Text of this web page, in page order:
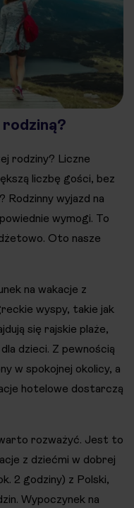
rodziną?
rodziny? Liczne
liczbę gości, bez
Rodzinny wyjazd na
wymogi. To
Oto nasze
na wakacje z
wyspy, takie jak
się rajskie plaże,
dzieci. Z pewnością
w spokojnej okolicy, a
hotelowe dostarczą
rozważyć. Jest to
z dziećmi w dobrej
2 godziny) z Polski,
Wypoczynek na